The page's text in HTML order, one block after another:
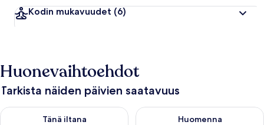
Kodin mukavuudet (6)
Huonevaihtoehdot
Tarkista näiden päivien saatavuus
Tänä iltana
Tarkista tämän illan saatavuus elok. 9 - elok. 10
Huomenna
Tarkista huomisen saatavuus